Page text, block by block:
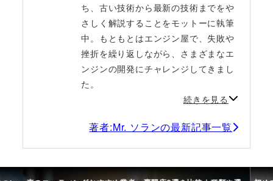
ち、古い技術から最新の技術までをや
さしく解説することをモットーに執筆
中。もともとはエンジン屋で、失敗や
挫折を繰り返しながら、さまざまなエ
ンジンの開発にチャレンジしてきまし
た。
続きを見る
著者:Mr. ソランの最新記事一覧